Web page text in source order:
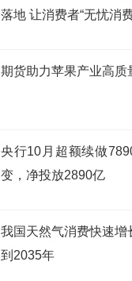
落地 让消费者“无忧消
期货助力苹果产业高质
央行10月超额续做
变，净投放2890亿
我国天然气消费快速增
到2035年